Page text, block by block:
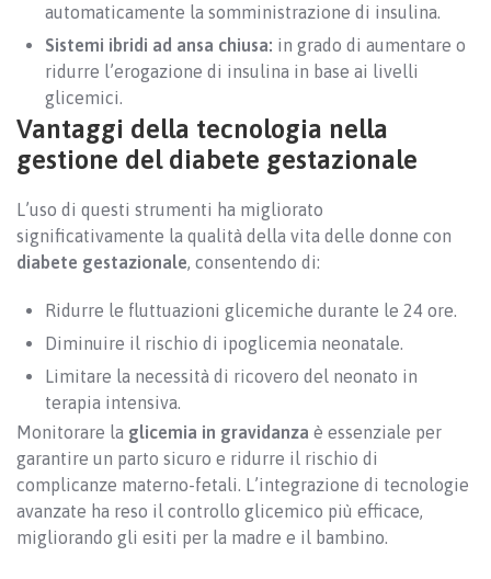
automaticamente la somministrazione di insulina.
Sistemi ibridi ad ansa chiusa: in grado di aumentare o
ridurre l’erogazione di insulina in base ai livelli
glicemici.
Vantaggi della tecnologia nella
gestione del diabete gestazionale
L’uso di questi strumenti ha migliorato
significativamente la qualità della vita delle donne con
diabete gestazionale, consentendo di:
Ridurre le fluttuazioni glicemiche durante le 24 ore.
Diminuire il rischio di ipoglicemia neonatale.
Limitare la necessità di ricovero del neonato in
terapia intensiva.
Monitorare la glicemia in gravidanza è essenziale per
garantire un parto sicuro e ridurre il rischio di
complicanze materno-fetali. L’integrazione di tecnologie
avanzate ha reso il controllo glicemico più efficace,
migliorando gli esiti per la madre e il bambino.